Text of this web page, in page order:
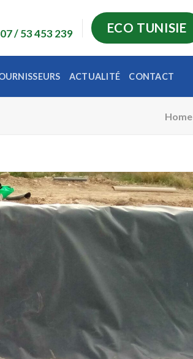
/ 53 453 239
ECO TUNISIE
ACTUALITÉ CONTACT
Home